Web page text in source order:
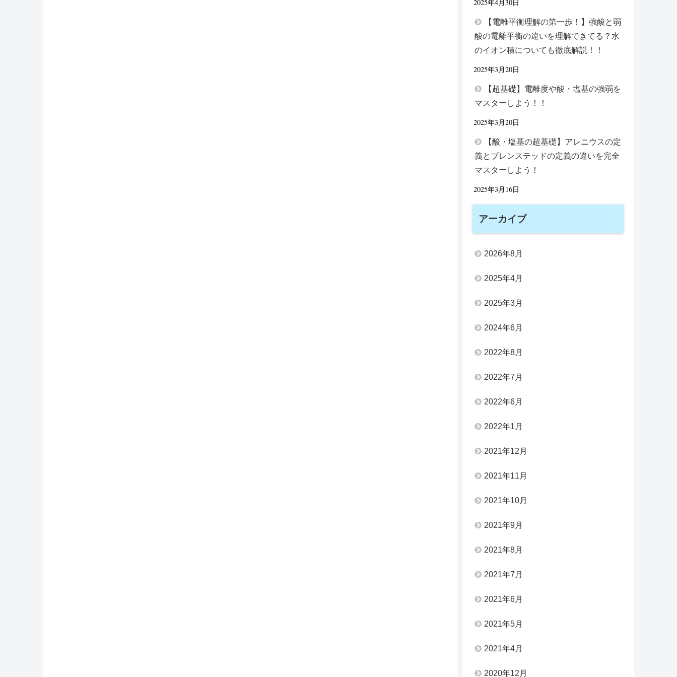
2025年4月30日
【電離平衡理解の第一歩！】強酸と弱
酸の電離平衡の違いを理解できてる？水
のイオン積についても徹底解説！！
2025年3月20日
【超基礎】電離度や酸・塩基の強弱を
マスターしよう！！
2025年3月20日
【酸・塩基の超基礎】アレニウスの定
義とブレンステッドの定義の違いを完全
マスターしよう！
2025年3月16日
アーカイブ
2026年8月
2025年4月
2025年3月
2024年6月
2022年8月
2022年7月
2022年6月
2022年1月
2021年12月
2021年11月
2021年10月
2021年9月
2021年8月
2021年7月
2021年6月
2021年5月
2021年4月
2020年12月